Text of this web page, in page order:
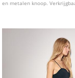
en metalen knoop.
vintage look